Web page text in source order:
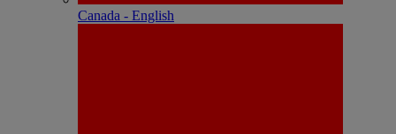
Canada - English